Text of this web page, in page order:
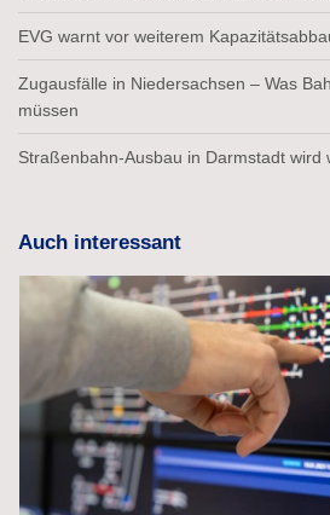
EVG warnt vor weiterem
Zugausfälle in Niedersachsen – Was
müssen
Straßenbahn-Ausbau in Darmstadt wird
Auch interessant